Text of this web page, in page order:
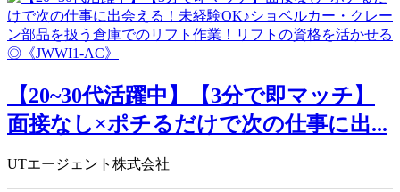
【20~30代活躍中】【3分で即マッチ】
面接なし×ポチるだけで次の仕事に出...
UTエージェント株式会社